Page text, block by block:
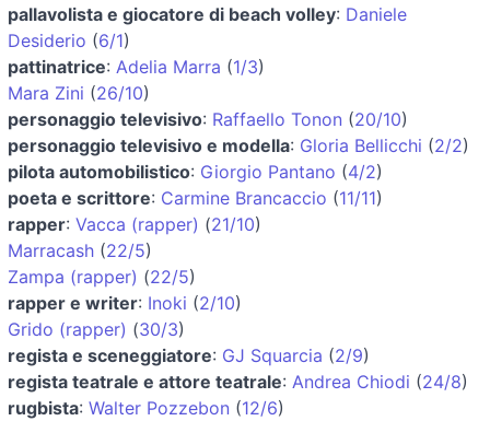
pallavolista e giocatore di beach volley: Daniele
Desiderio (6/1)
pattinatrice: Adelia Marra (1/3)
Mara Zini (26/10)
personaggio televisivo: Raffaello Tonon (20/10)
personaggio televisivo e modella: Gloria Bellicchi (2/2)
pilota automobilistico: Giorgio Pantano (4/2)
poeta e scrittore: Carmine Brancaccio (11/11)
rapper: Vacca (rapper) (21/10)
Marracash (22/5)
Zampa (rapper) (22/5)
rapper e writer: Inoki (2/10)
Grido (rapper) (30/3)
regista e sceneggiatore: GJ Squarcia (2/9)
regista teatrale e attore teatrale: Andrea Chiodi (24/8)
rugbista: Walter Pozzebon (12/6)